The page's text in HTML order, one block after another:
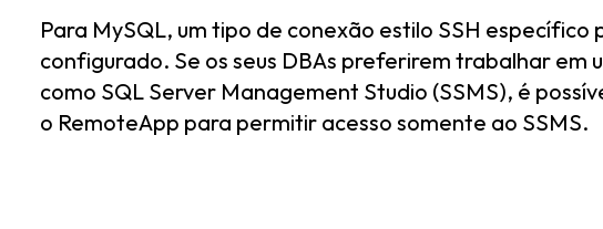
Para MySQL, um tipo de conexão estilo SSH específico
configurado. Se os seus DBAs preferirem trabalhar em
como SQL Server Management Studio (SSMS), é
o RemoteApp para permitir acesso somente ao SSMS.